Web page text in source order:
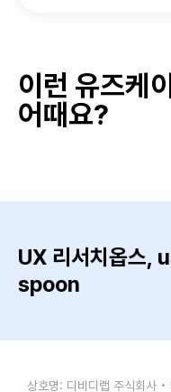
이런 유즈케
어때요?
UX 리서치옵스,
spoon
상호명: 디비디랩 주식회사